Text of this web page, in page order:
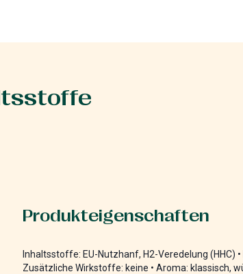
Produkteigenschaften
Inhaltsstoffe: EU-Nutzhanf, H2-Veredelung (HHC) •
Zusätzliche Wirkstoffe: keine • Aroma: klassisch,